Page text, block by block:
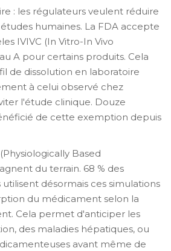
: les régulateurs veulent réduire
humaines. La FDA accepte
IVIVC (In Vitro-In Vivo
A pour certains produits. Cela
de dissolution en laboratoire
à celui observé chez
l'étude clinique. Douze
de cette exemption depuis
Based
du terrain. 68 % des
désormais ces simulations
du médicament selon la
Cela permet d'anticiper les
des maladies hépatiques, ou
avant même de